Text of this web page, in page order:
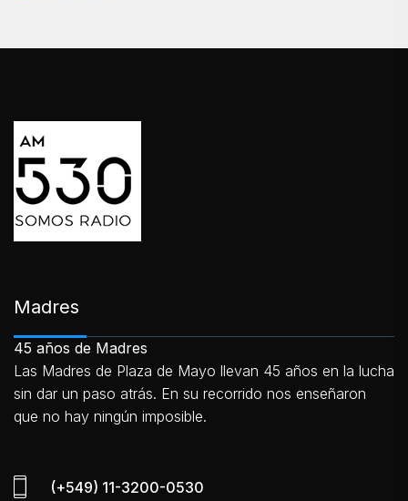
Madres
45 años de Madres
Las Madres de Plaza de Mayo llevan 45 años en la lucha
sin dar un paso atrás. En su recorrido nos enseñaron
que no hay ningún imposible.
(+549) 11-3200-0530